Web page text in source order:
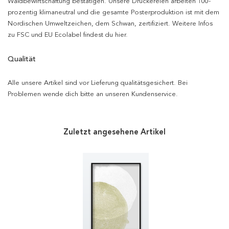
prozentig klimaneutral und die gesamte Posterproduktion ist mit dem
Nordischen Umweltzeichen, dem Schwan, zertifiziert. Weitere Infos
zu FSC und EU Ecolabel findest du hier.
Qualität
Alle unsere Artikel sind vor Lieferung qualitätsgesichert. Bei
Problemen wende dich bitte an unseren Kundenservice.
Zuletzt angesehene Artikel